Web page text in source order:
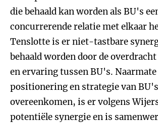
die behaald kan worden als BU's
concurrerende relatie met elkaar
Tenslotte is er niet-tastbare
behaald worden door de
en ervaring tussen BU's. Naarmate
positionering en strategie van
overeenkomen, is er volgens
potentiële synergie en is